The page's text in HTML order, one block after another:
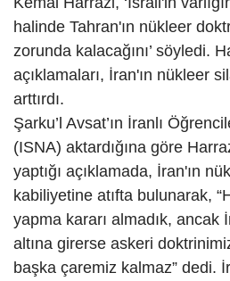
halinde Tahran'ın nükleer
zorunda kalacağını’ söyledi.
açıklamaları, İran'ın nükleer
arttırdı.
Şarku’l Avsat’ın İranlı
(ISNA) aktardığına göre
yaptığı açıklamada, İran'ın
kabiliyetine atıfta bulunarak,
yapma kararı almadık, ancak
altına girerse askeri
başka çaremiz kalmaz” dedi.